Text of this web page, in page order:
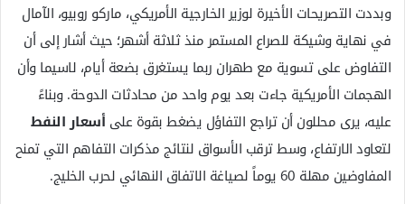
وبددت التصريحات الأخيرة لوزير الخارجية الأمريكي، ماركو روبيو، الآمال
في نهاية وشيكة للصراع المستمر منذ ثلاثة أشهر؛ حيث أشار إلى أن
التفاوض على تسوية مع طهران ربما يستغرق بضعة أيام، لاسيما وأن
الهجمات الأمريكية جاءت بعد يوم واحد من محادثات الدوحة. وبناءً
عليه، يرى محللون أن تراجع التفاؤل يضغط بقوة على أسعار النفط
لتعاود الارتفاع، وسط ترقب الأسواق لنتائج مذكرات التفاهم التي تمنح
المفاوضين مهلة 60 يوماً لصياغة الاتفاق النهائي لحرب الخليج.